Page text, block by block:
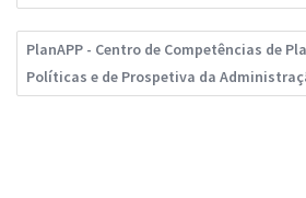
PlanAPP - Centro de Competências de
Políticas e de Prospetiva da